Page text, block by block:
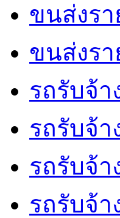
ขนส่งร
ขนส่งร
รถรับจ้า
รถรับจ้า
รถรับจ้า
รถรับจ้